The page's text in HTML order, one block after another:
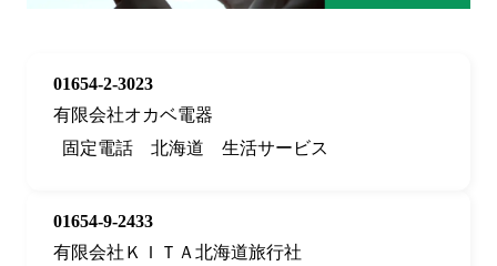
01654-2-3023
有限会社オカベ電器
固定電話
北海道 生活サービス
01654-9-2433
有限会社ＫＩＴＡ北海道旅行社